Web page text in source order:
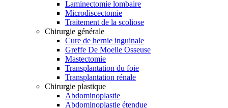
Laminectomie lombaire
Microdiscectomie
Traitement de la scoliose
Chirurgie générale
Cure de hernie inguinale
Greffe De Moelle Osseuse
Mastectomie
Transplantation du foie
Transplantation rénale
Chirurgie plastique
Abdominoplastie
Abdominoplastie étendue